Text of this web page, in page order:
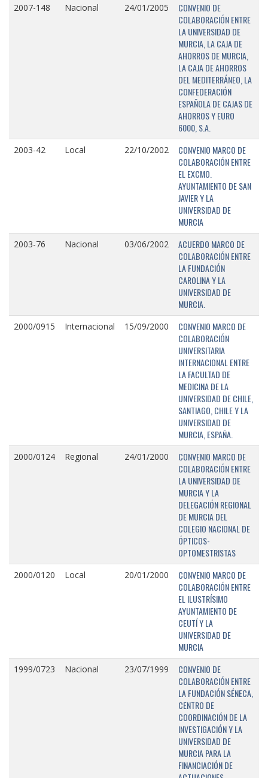
2007-148 Nacional 24/01/2005
CONVENIO DE
COLABORACIÓN ENTRE
LA UNIVERSIDAD DE
MURCIA, LA CAJA DE
AHORROS DE MURCIA,
LA CAJA DE AHORROS
DEL MEDITERRÁNEO, LA
CONFEDERACIÓN
ESPAÑOLA DE CAJAS DE
AHORROS Y EURO
6000, S.A.
2003-42 Local 22/10/2002
CONVENIO MARCO DE
COLABORACIÓN ENTRE
EL EXCMO.
AYUNTAMIENTO DE SAN
JAVIER Y LA
UNIVERSIDAD DE
MURCIA
2003-76 Nacional 03/06/2002
ACUERDO MARCO DE
COLABORACIÓN ENTRE
LA FUNDACIÓN
CAROLINA Y LA
UNIVERSIDAD DE
MURCIA.
2000/0915 Internacional 15/09/2000
CONVENIO MARCO DE
COLABORACIÓN
UNIVERSITARIA
INTERNACIONAL ENTRE
LA FACULTAD DE
MEDICINA DE LA
UNIVERSIDAD DE CHILE,
SANTIAGO, CHILE Y LA
UNIVERSIDAD DE
MURCIA, ESPAÑA.
2000/0124 Regional 24/01/2000
CONVENIO MARCO DE
COLABORACIÓN ENTRE
LA UNIVERSIDAD DE
MURCIA Y LA
DELEGACIÓN REGIONAL
DE MURCIA DEL
COLEGIO NACIONAL DE
ÓPTICOS-
OPTOMESTRISTAS
2000/0120 Local 20/01/2000
CONVENIO MARCO DE
COLABORACIÓN ENTRE
EL ILUSTRÍSIMO
AYUNTAMIENTO DE
CEUTÍ Y LA
UNIVERSIDAD DE
MURCIA
1999/0723 Nacional 23/07/1999
CONVENIO DE
COLABORACIÓN ENTRE
LA FUNDACIÓN SÉNECA,
CENTRO DE
COORDINACIÓN DE LA
INVESTIGACIÓN Y LA
UNIVERSIDAD DE
MURCIA PARA LA
FINANCIACIÓN DE